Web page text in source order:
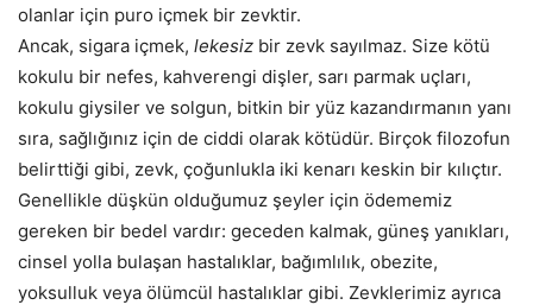
olanlar için puro içmek bir zevktir.
Ancak, sigara içmek, lekesiz bir zevk sayılmaz. Size kötü
kokulu bir nefes, kahverengi dişler, sarı parmak uçları,
kokulu giysiler ve solgun, bitkin bir yüz kazandırmanın yanı
sıra, sağlığınız için de ciddi olarak kötüdür. Birçok filozofun
belirttiği gibi, zevk, çoğunlukla iki kenarı keskin bir kılıçtır.
Genellikle düşkün olduğumuz şeyler için ödememiz
gereken bir bedel vardır: geceden kalmak, güneş yanıkları,
cinsel yolla bulaşan hastalıklar, bağımlılık, obezite,
yoksulluk veya ölümcül hastalıklar gibi. Zevklerimiz ayrıca